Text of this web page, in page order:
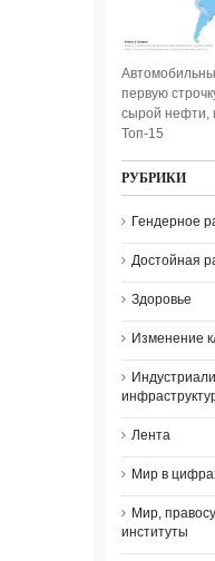
первую
сырой нефти,
Топ-15
РУБРИКИ
Гендерное
Достойная
Здоровье
Изменение
Лента
Мир в
Мир,
институты